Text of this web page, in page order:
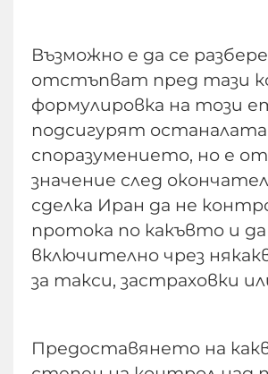
Възможно е да се
отстъпват пред тази
формулировка на този
подсигурят
споразумението, но е
значение след
сделка Иран да не
протока по какъвто и да
включително чрез
за такси, застраховки
Предоставянето на